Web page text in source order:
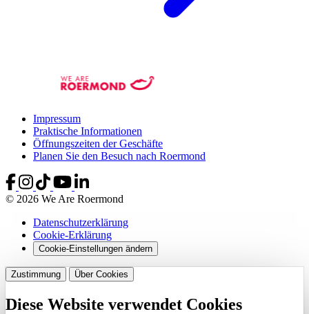
Impressum
Praktische Informationen
Öffnungszeiten der Geschäfte
Planen Sie den Besuch nach Roermond
© 2026 We Are Roermond
Datenschutzerklärung
Cookie-Erklärung
Cookie-Einstellungen ändern
Zustimmung Über Cookies
Diese Website verwendet Cookies